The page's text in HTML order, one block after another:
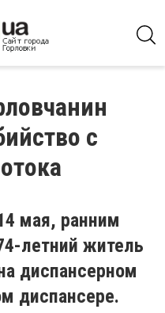
с
мая, ранним
летний житель
диспансерном
диспансере.